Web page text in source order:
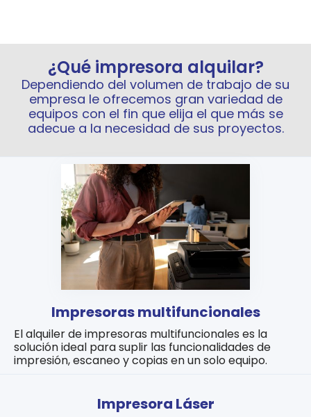
¿Qué impresora alquilar?
Dependiendo del volumen de trabajo de su
empresa le ofrecemos gran variedad de
equipos con el fin que elija el que más se
adecue a la necesidad de sus proyectos.
Impresoras multifuncionales
El alquiler de impresoras multifuncionales es la
solución ideal para suplir las funcionalidades de
impresión, escaneo y copias en un solo equipo.
Impresora Láser